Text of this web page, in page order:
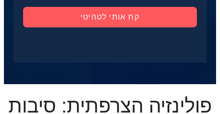
קח אותי לטהיטי
פולינזיה הצרפתית: סיבות